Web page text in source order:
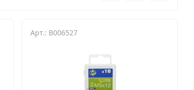
Арт.: B006527